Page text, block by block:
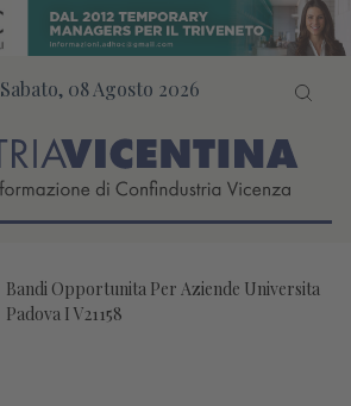
Sabato, 08 Agosto 2026
Bandi Opportunita Per Aziende Universita
Padova I V21158